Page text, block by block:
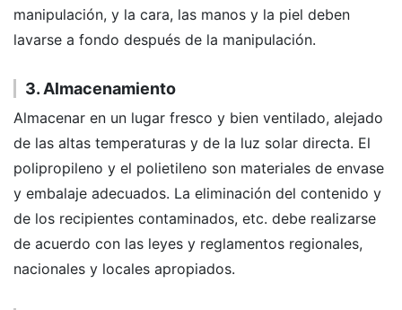
manipulación, y la cara, las manos y la piel deben
lavarse a fondo después de la manipulación.
3. Almacenamiento
Almacenar en un lugar fresco y bien ventilado, alejado
de las altas temperaturas y de la luz solar directa. El
polipropileno y el polietileno son materiales de envase
y embalaje adecuados. La eliminación del contenido y
de los recipientes contaminados, etc. debe realizarse
de acuerdo con las leyes y reglamentos regionales,
nacionales y locales apropiados.